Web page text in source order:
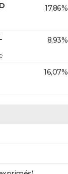
17,86%
8,93%
16,07%